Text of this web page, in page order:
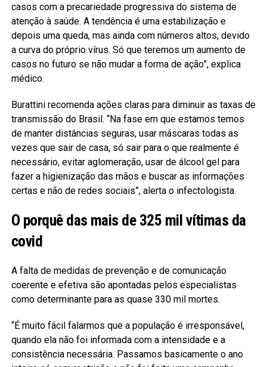
casos com a precariedade progressiva do sistema de
atenção à saúde. A tendência é uma estabilização e
depois uma queda, mas ainda com números altos, devido
a curva do próprio vírus. Só que teremos um aumento de
casos no futuro se não mudar a forma de ação”, explica
médico.
Burattini recomenda ações claras para diminuir as taxas de
transmissão do Brasil. “Na fase em que estamos temos
de manter distâncias seguras, usar máscaras todas as
vezes que sair de casa, só sair para o que realmente é
necessário, evitar aglomeração, usar de álcool gel para
fazer a higienização das mãos e buscar as informações
certas e não de redes sociais”, alerta o infectologista.
O porquê das mais de 325 mil vítimas da
covid
A falta de medidas de prevenção e de comunicação
coerente e efetiva são apontadas pelos especialistas
como determinante para as quase 330 mil mortes.
“É muito fácil falarmos que a população é irresponsável,
quando ela não foi informada com a intensidade e a
consistência necessária. Passamos basicamente o ano